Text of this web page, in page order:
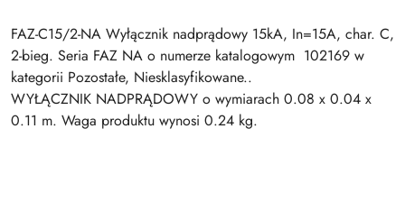
FAZ-C15/2-NA Wyłącznik nadprądowy 15kA, In=15A, char. C,
2-bieg. Seria FAZ NA o numerze katalogowym 102169 w
kategorii Pozostałe, Niesklasyfikowane..
WYŁĄCZNIK NADPRĄDOWY o wymiarach 0.08 x 0.04 x
0.11 m. Waga produktu wynosi 0.24 kg.